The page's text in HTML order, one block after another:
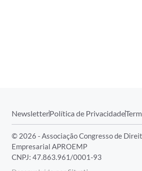
NewsletterPolítica de Privacidade
© 2026 - Associação Congresso de
Empresarial APROEMP
CNPJ: 47.863.961/0001-93